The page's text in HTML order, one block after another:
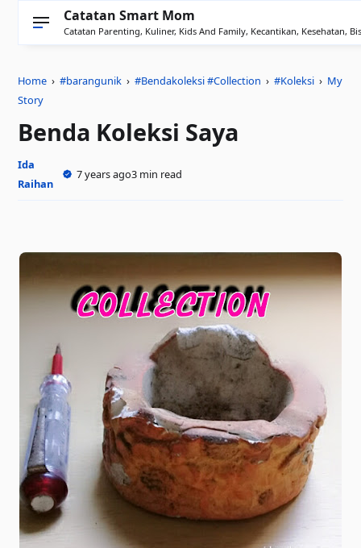
Catatan Smart Mom
Catatan Parenting, Kuliner, Kids And Family, Kecantikan, Kesehatan,
Home ›#barangunik ›#Bendakoleksi #Collection ›#Koleksi › My
Story
Benda Koleksi Saya
Ida
Raihan
7 years ago3 min read